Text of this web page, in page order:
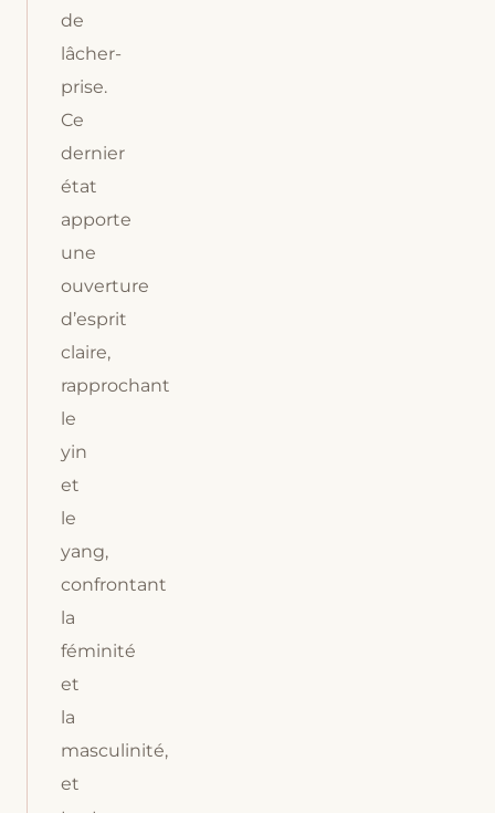
de
lâcher-
prise.
Ce
dernier
état
apporte
une
ouverture
d’esprit
claire,
rapprochant
le
yin
et
le
yang,
confrontant
la
féminité
et
la
masculinité,
et